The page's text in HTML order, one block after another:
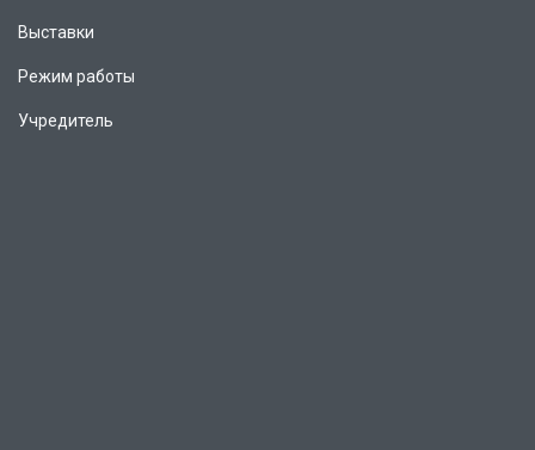
Выставки
Режим работы
Учредитель